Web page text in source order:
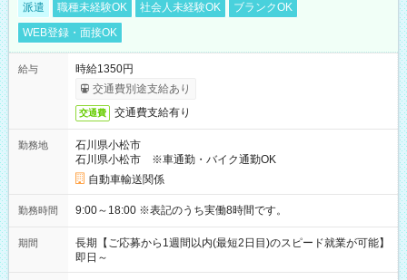
派遣 職種未経験OK 社会人未経験OK
ブランクOK
WEB登録・面接OK
給与
時給1350円
交通費別途支給あり
交通費 交通費支給有り
勤務地
石川県小松市
石川県小松市 ※車通勤・バイク通勤OK
自動車輸送関係
勤務時間 9:00～18:00 ※表記のうち実働8時間です。
期間
長期【ご応募から1週間以内(最短2日目)のスピード就業が可能】
即日～